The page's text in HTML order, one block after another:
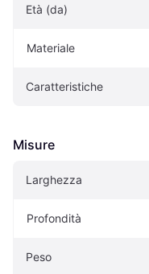
Età (da)
Materiale
Caratteristiche
Misure
Larghezza
Profondità
Peso